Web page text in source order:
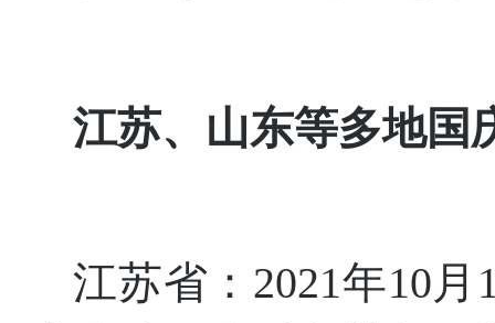
江苏、山东等多地国
江苏省：2021年10